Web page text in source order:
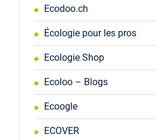
Ecodoo.ch
Écologie pour les pros
Ecologie Shop
Ecoloo – Blogs
Ecoogle
ECOVER